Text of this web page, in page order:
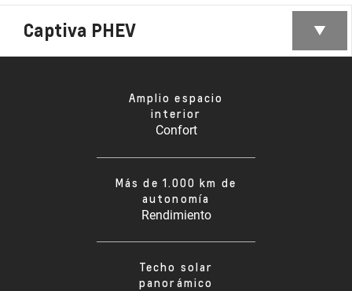
Captiva PHEV
Amplio espacio
interior
Confort
Más de 1.000 km de
autonomía
Rendimiento
Techo solar
panorámico